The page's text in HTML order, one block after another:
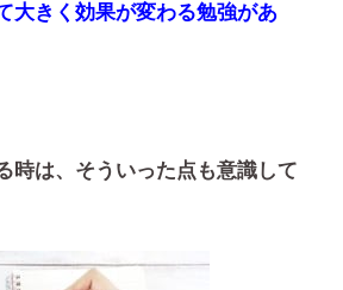
大きく効果が変わる勉強があ
時は、そういった点も意識して